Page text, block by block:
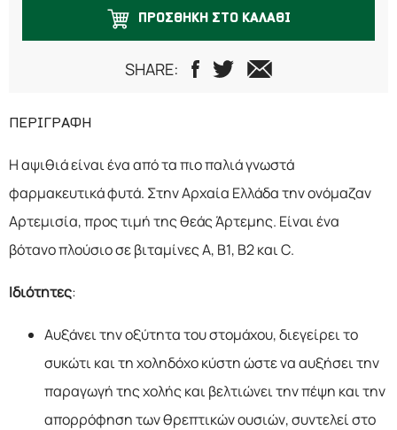
150 γραμμάρια
200 γραμμάρια
500 γραμμάρια
750 γραμμάρια
1 κιλό
ΠΡΟΣΘΗΚΗ ΣΤΟ ΚΑΛΑΘΙ
SHARE:
ΠΕΡΙΓΡΑΦΗ
Η αψιθιά είναι ένα από τα πιο παλιά γνωστά
φαρμακευτικά φυτά. Στην Αρχαία Ελλάδα την ονόμαζαν
Αρτεμισία, προς τιμή της θεάς Άρτεμης. Είναι ένα
βότανο πλούσιο σε βιταμίνες Α, Β1, Β2 και C.
Ιδιότητες:
Αυξάνει την οξύτητα του στομάχου, διεγείρει το
συκώτι και τη χοληδόχο κύστη ώστε να αυξήσει την
παραγωγή της χολής και βελτιώνει την πέψη και την
απορρόφηση των θρεπτικών ουσιών, συντελεί στο